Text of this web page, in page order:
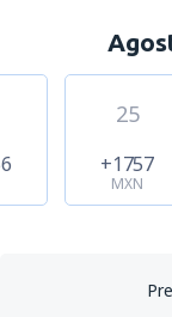
25
+1757
MXN